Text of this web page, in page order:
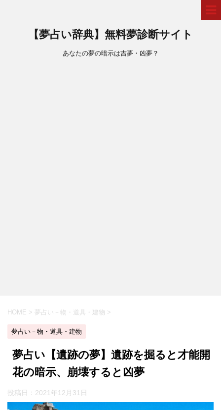
【夢占い辞典】無料夢診断サイト
あなたの夢の暗示は吉夢・凶夢？
HOME > 夢占い－物・道具・建物 >
夢占い－物・道具・建物
夢占い【遺跡の夢】遺跡を掘ると才能開
花の暗示、崩壊すると凶夢
投稿日： 2021年12月31日